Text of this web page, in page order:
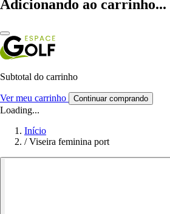
Adicionando ao carrinho...
Subtotal do carrinho
Ver meu carrinho Continuar comprando
Loading...
Início
/ Viseira feminina port